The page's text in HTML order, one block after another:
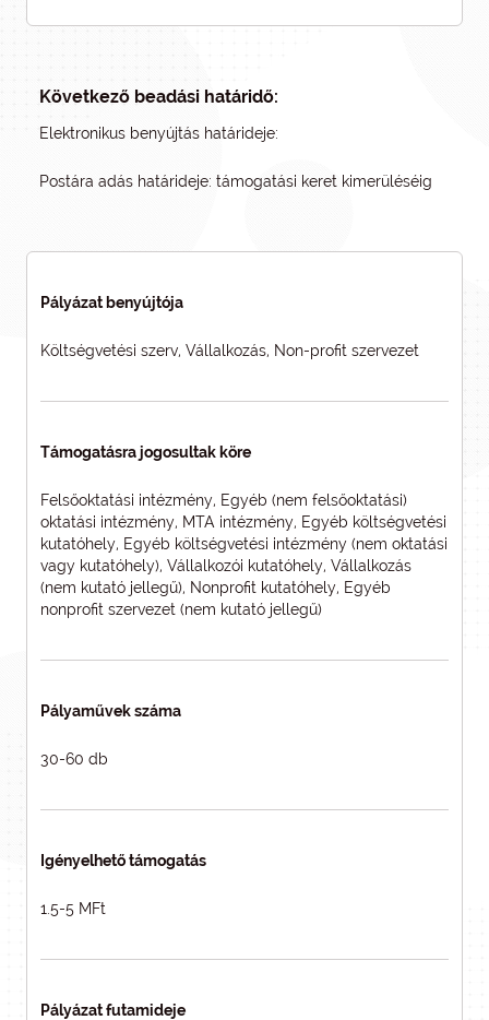
Következő beadási határidő:
Elektronikus benyújtás határideje:
Postára adás határideje: támogatási keret kimerüléséig
Pályázat benyújtója
Költségvetési szerv, Vállalkozás, Non-profit szervezet
Támogatásra jogosultak köre
Felsőoktatási intézmény, Egyéb (nem felsőoktatási)
oktatási intézmény, MTA intézmény, Egyéb költségvetési
kutatóhely, Egyéb költségvetési intézmény (nem oktatási
vagy kutatóhely), Vállalkozói kutatóhely, Vállalkozás
(nem kutató jellegű), Nonprofit kutatóhely, Egyéb
nonprofit szervezet (nem kutató jellegű)
Pályaművek száma
30-60 db
Igényelhető támogatás
1.5-5 MFt
Pályázat futamideje